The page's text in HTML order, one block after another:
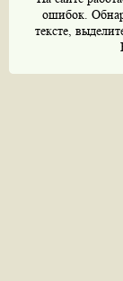
ошибок.
тексте,